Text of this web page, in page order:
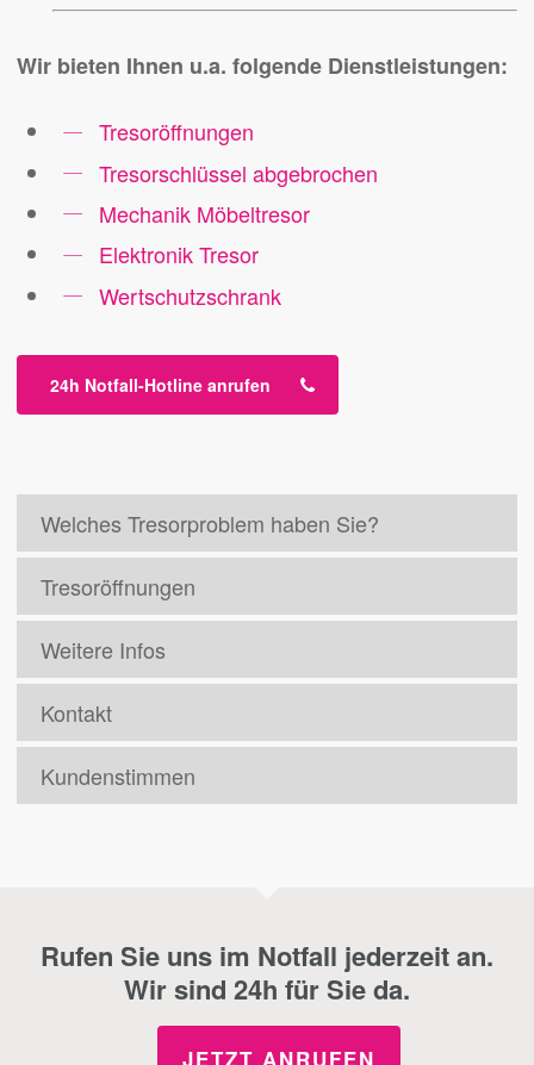
Wir bieten Ihnen u.a. folgende Dienstleistungen:
Tresoröffnungen
Tresorschlüssel abgebrochen
Mechanik Möbeltresor
Elektronik Tresor
Wertschutzschrank
24h Notfall-Hotline anrufen
Welches Tresorproblem haben Sie?
Tresoröffnungen
Weitere Infos
Kontakt
Kundenstimmen
Rufen Sie uns im Notfall jederzeit an.
Wir sind 24h für Sie da.
JETZT ANRUFEN